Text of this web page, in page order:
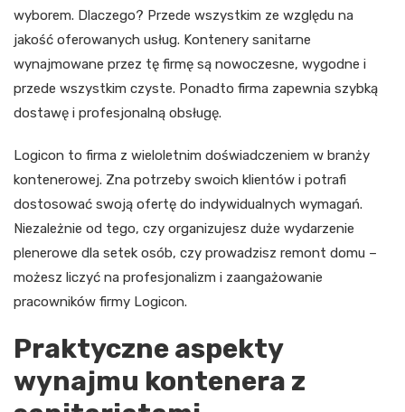
wyborem. Dlaczego? Przede wszystkim ze względu na
jakość oferowanych usług. Kontenery sanitarne
wynajmowane przez tę firmę są nowoczesne, wygodne i
przede wszystkim czyste. Ponadto firma zapewnia szybką
dostawę i profesjonalną obsługę.
Logicon to firma z wieloletnim doświadczeniem w branży
kontenerowej. Zna potrzeby swoich klientów i potrafi
dostosować swoją ofertę do indywidualnych wymagań.
Niezależnie od tego, czy organizujesz duże wydarzenie
plenerowe dla setek osób, czy prowadzisz remont domu –
możesz liczyć na profesjonalizm i zaangażowanie
pracowników firmy Logicon.
Praktyczne aspekty
wynajmu kontenera z